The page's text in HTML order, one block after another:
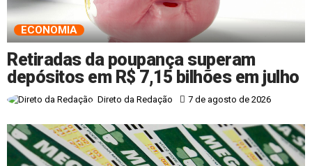
ECONOMIA
Retiradas da poupança superam
depósitos em R$ 7,15 bilhões em julho
Direto da Redação 7 de agosto de 2026